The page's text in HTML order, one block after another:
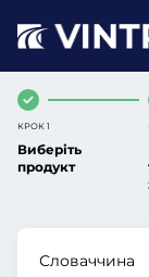
КРОК 1
Виберіть
продукт
Словаччина